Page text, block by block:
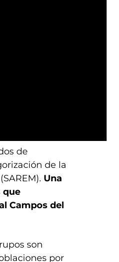
de
de la
Una
que
Campos del
son
por